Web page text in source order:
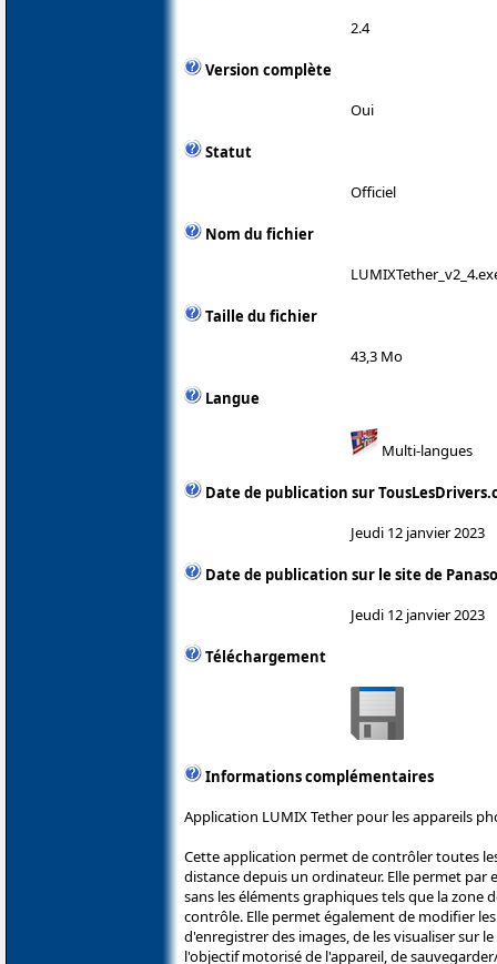
2.4
Version complète
Oui
Statut
Officiel
Nom du fichier
Taille du fichier
43,3 Mo
Langue
Multi-langues
Date de publication sur
Jeudi 12 janvier 2023
Date de publication sur le site de
Jeudi 12 janvier 2023
Téléchargement
Informations complémentaires
Application LUMIX Tether pour les appareils
Cette application permet de contrôler toutes
distance depuis un ordinateur. Elle permet par
sans les éléments graphiques tels que la zone
contrôle. Elle permet également de modifier
d'enregistrer des images, de les visualiser sur
l'objectif motorisé de l'appareil, de